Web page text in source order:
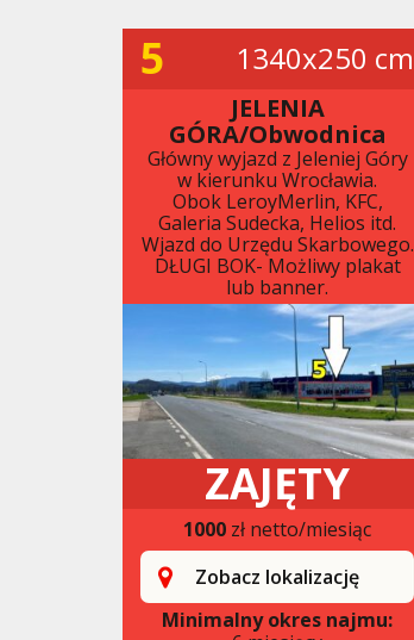
5 1340x250 cm
JELENIA
GÓRA/Obwodnica
Główny wyjazd z Jeleniej Góry
w kierunku Wrocławia.
Obok LeroyMerlin, KFC,
Galeria Sudecka, Helios itd.
Wjazd do Urzędu Skarbowego.
DŁUGI BOK- Możliwy plakat
lub banner.
ZAJĘTY
1000 zł netto/miesiąc
Zobacz lokalizację
Minimalny okres najmu: